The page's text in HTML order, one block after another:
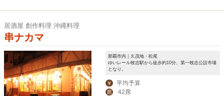
居酒屋 創作料理 沖縄料理
串ナカマ
那覇市内｜久茂地・松尾
ゆいレール牧志駅から徒歩約10分。第一牧志公設市場
となり。
￥ 平均予算
席 42席